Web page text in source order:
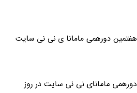
هفتمین دورهمی مامانا ی نی نی سایت
دورهمی مامانای نی نی سایت در روز